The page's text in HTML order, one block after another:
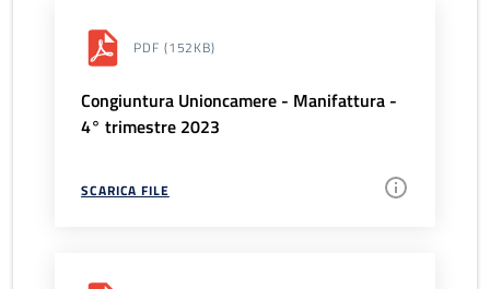
PDF (152KB)
Congiuntura Unioncamere - Manifattura -
4° trimestre 2023
SCARICA FILE